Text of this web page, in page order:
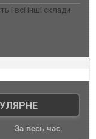
і всі інші склади
За весь час